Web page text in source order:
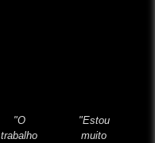
"O
trabalho
"Estou
muito